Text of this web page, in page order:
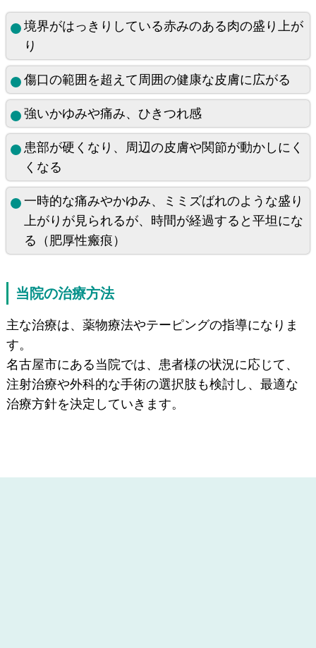
境界がはっきりしている赤みのある肉の盛り上が
り
傷口の範囲を超えて周囲の健康な皮膚に広がる
強いかゆみや痛み、ひきつれ感
患部が硬くなり、周辺の皮膚や関節が動かしにく
くなる
一時的な痛みやかゆみ、ミミズばれのような盛り
上がりが見られるが、時間が経過すると平坦にな
る（肥厚性瘢痕）
当院の治療方法
主な治療は、薬物療法やテーピングの指導になりま
す。
名古屋市にある当院では、患者様の状況に応じて、
注射治療や外科的な手術の選択肢も検討し、最適な
治療方針を決定していきます。